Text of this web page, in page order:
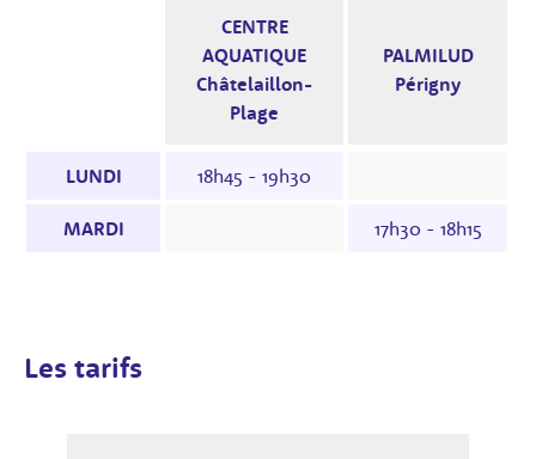
Horaires des séances : le tableau indique
CENTRE
AQUATIQUE
Châtelaillon-
Plage
PALMILUD
Périgny
LUNDI 18h45 - 19h30
MARDI 17h30 - 18h15
Les tarifs